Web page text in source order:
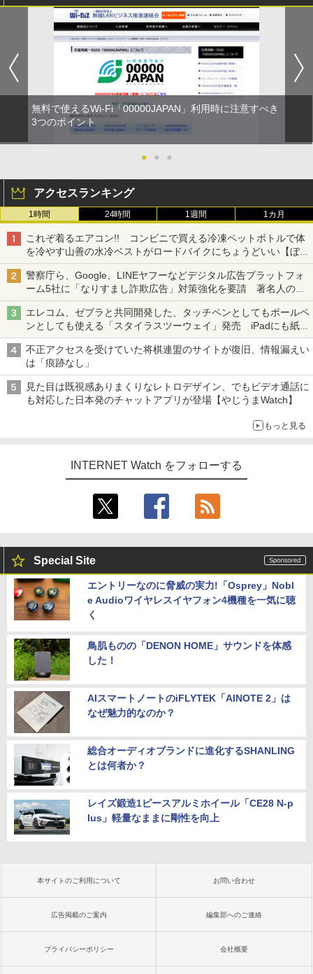
無料で使えるWi-Fi「00000JAPAN」利用時に注意すべき
3つのポイント
● ● ●
アクセスランキング
1時間 24時間 1週間 1カ月
これぞ着るエアコン!! コンビニで買える冷凍ペットボトルで体
を冷やす山善の水冷ベストがロードバイクにちょうどいい【ぼっ
ち・ざ・ろーど！その14】【空いた時間でなにしてる？】
警察庁ら、Google、LINEヤフーなどデジタル広告プラットフォ
ーム5社に「なりすまし詐欺広告」対策強化を要請 著名人の写
真や映像を使った投資詐欺などへの対策として
エレコム、ゼブラと共同開発した、タッチペンとしてもボールペ
ンとしても使える「スタイラスツーウェイ」発売 iPadにも紙に
も、持ち替えずに書き込める
不正アクセスを受けていた将棋連盟のサイトが復旧、情報漏えい
は「痕跡なし」
見た目は既視感ありまくりなレトロデザイン、でもビデオ通話に
も対応した日本発のチャットアプリが登場【やじうまWatch】
もっと見る
INTERNET Watch をフォローする
Special Site
エントリーなのに脅威の実力!「Osprey」Nobl
e Audioワイヤレスイヤフォン4機種を一気に聴
く
鳥肌ものの「DENON HOME」サウンドを体感
した！
AIスマートノートのiFLYTEK「AINOTE 2」は
なぜ魅力的なのか？
総合オーディオブランドに進化するSHANLING
とは何者か？
レイズ鍛造1ピースアルミホイール「CE28 N-p
lus」軽量なままに剛性を向上
本サイトのご利用について お問い合わせ
広告掲載のご案内 編集部へのご連絡
プライバシーポリシー 会社概要